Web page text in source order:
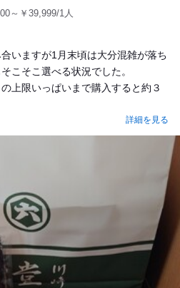
～￥39,999/1人
いますが1月末頃は大分混雑が落ち
こそこ選べる状況でした。
上限いっぱいまで購入すると約３
詳細を見る